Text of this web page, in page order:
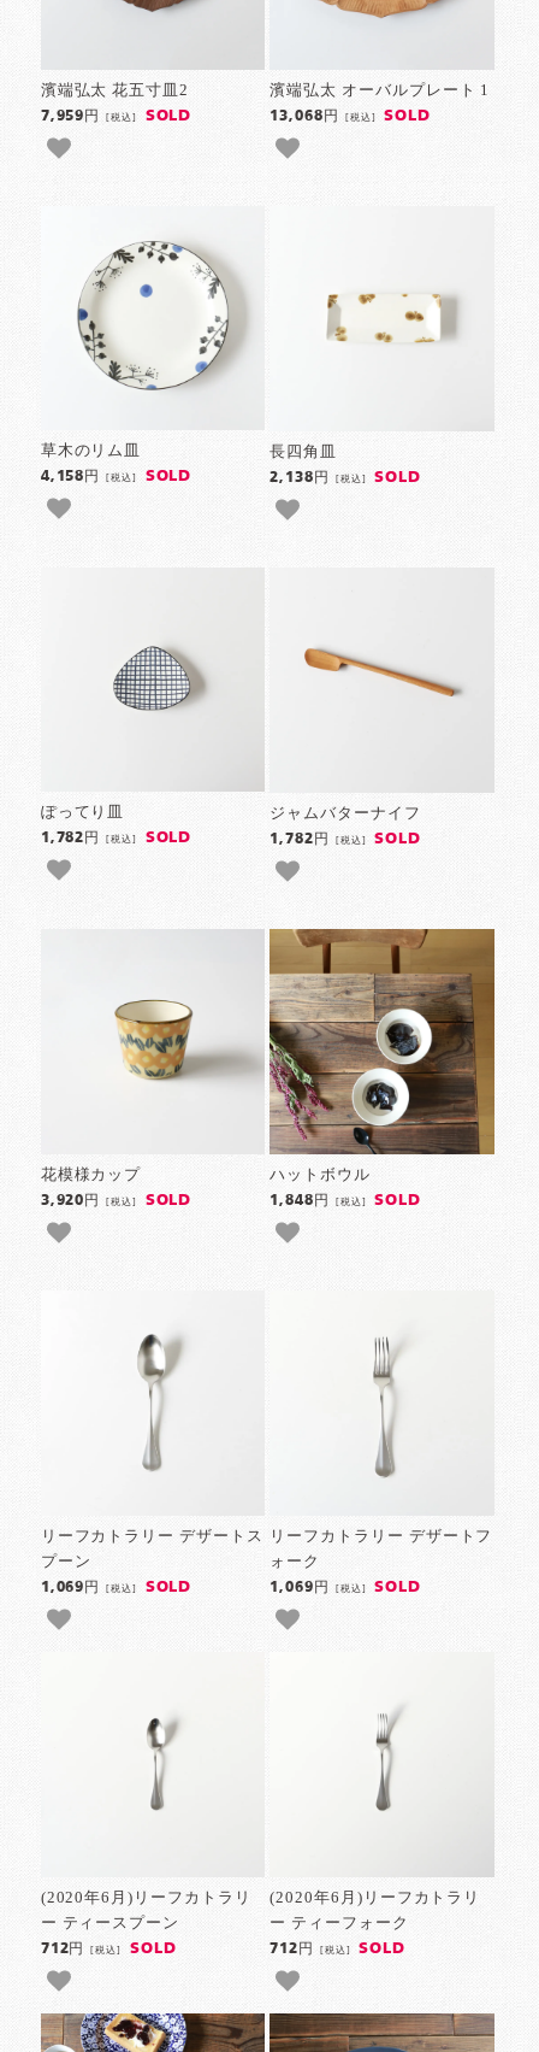
濱端弘太 花五寸皿2
7,959円[税込] SOLD
濱端弘太 オーバルプレート 1
13,068円 [税込] SOLD
草木のリム皿
4,158円[税込] SOLD
長四角皿
2,138円 [税込] SOLD
ぽってり皿
1,782円[税込] SOLD
ジャムバターナイフ
1,782円 [税込] SOLD
花模様カップ
3,920円[税込] SOLD
ハットボウル
1,848円 [税込] SOLD
リーフカトラリー デザートス
プーン
1,069円[税込] SOLD
リーフカトラリー デザートフ
ォーク
1,069円 [税込] SOLD
(2020年6月)リーフカトラリ
ー ティースプーン
712円[税込] SOLD
(2020年6月)リーフカトラリ
ー ティーフォーク
712円 [税込] SOLD